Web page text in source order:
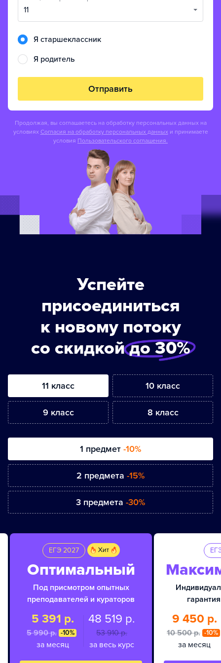
11
Я старшеклассник
Я родитель
Отправить
Продолжая, вы соглашаетесь на обработку персональных данных на
условиях Согласия на обработку персональных данных и принимаете
условия Пользовательского соглашения.
Успейте
присоединиться
к новому потоку
со скидкойдо 30%
11 класс 10 класс
9 класс 8 класс
1 предмет -10%
2 предмета -15%
3 предмета -30%
ЕГЭ 2027
Оптимальный
Под присмотром опытных
преподавателей и кураторов
5 391 р.
5 990 p. -10%
за месяц
48 519 р.
53 910 p.
за весь курс
9 450 р.
10 500 p. -10%
за месяц